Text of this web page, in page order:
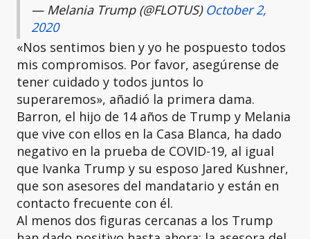
— Melania Trump (@FLOTUS) October 2,
2020
«Nos sentimos bien y yo he pospuesto todos
mis compromisos. Por favor, asegúrense de
tener cuidado y todos juntos lo
superaremos», añadió la primera dama.
Barron, el hijo de 14 años de Trump y Melania
que vive con ellos en la Casa Blanca, ha dado
negativo en la prueba de COVID-19, al igual
que Ivanka Trump y su esposo Jared Kushner,
que son asesores del mandatario y están en
contacto frecuente con él.
Al menos dos figuras cercanas a los Trump